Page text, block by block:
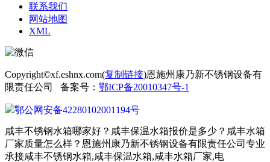
联系我们
网站地图
XML
Copyright©xf.eshnx.com(复制链接)恩施州康乃新不锈钢设备有
限责任公司 备案号： 鄂ICP备20010347号-1
鄂公网安备42280102001194号
咸丰不锈钢水箱哪家好？咸丰保温水箱报价是多少？咸丰水箱
厂家质量怎么样？恩施州康乃新不锈钢设备有限责任公司专业
承接咸丰不锈钢水箱,咸丰保温水箱,咸丰水箱厂家,电